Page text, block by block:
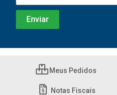
Meus Pedidos
Notas Fiscais